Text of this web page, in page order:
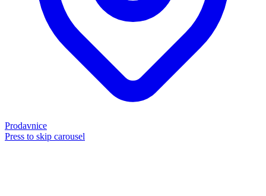
Prodavnice
Press to skip carousel